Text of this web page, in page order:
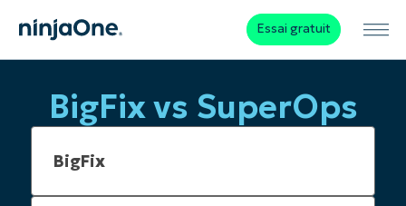
Essai gratuit
BigFix vs SuperOps